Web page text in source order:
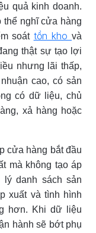
quả kinh doanh.
thể nghĩ cửa hàng
soát tồn khovà
thật sự tạo lợi
nhưng lãi thấp,
cao, có sản
có dữ liệu, chủ
xả hàng hoặc
cửa hàng bắt đầu
mà không tạo áp
lý danh sách sản
xuất và tình hình
hơn. Khi dữ liệu
hành sẽ bớt phụ